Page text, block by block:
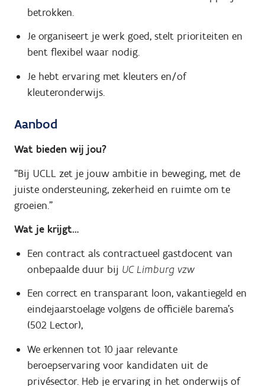
betrokken.
Je organiseert je werk goed, stelt prioriteiten en
bent flexibel waar nodig.
Je hebt ervaring met kleuters en/of
kleuteronderwijs.
Aanbod
Wat bieden wij jou?
“Bij UCLL zet je jouw ambitie in beweging, met de
juiste ondersteuning, zekerheid en ruimte om te
groeien.”
Wat je krijgt…
Een contract als contractueel gastdocent van
onbepaalde duur bij UC Limburg vzw
Een correct en transparant loon, vakantiegeld en
eindejaarstoelage volgens de officiële barema’s
(502 Lector),
We erkennen tot 10 jaar relevante
beroepservaring voor kandidaten uit de
privésector. Heb je ervaring in het onderwijs of